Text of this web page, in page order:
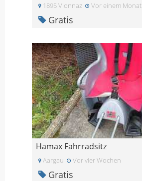
1895 Vionnaz Vor einem Monat
Gratis
Hamax Fahrradsitz
Aargau Vor vier Wochen
Gratis